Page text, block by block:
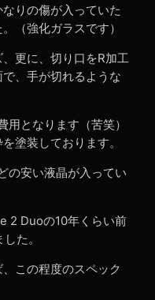
りの傷が入っていた
（強化ガラスです）
更に、切り口をR加工
、手が切れるような
となります（苦笑）
塗装しております。
の安い液晶が入ってい
2 Duoの10年くらい前
た。
この程度のスペック